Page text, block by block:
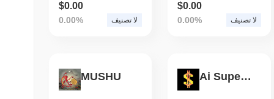
$0.00
0.00% لا تصنيف
$0.00
0.00% لا تصنيف
MUSHU Ai Super Wallet